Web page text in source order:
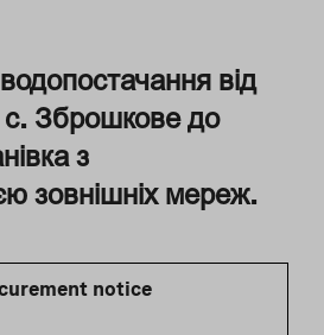
від
Зброшкове до
з
зовнішніх мереж.
notice